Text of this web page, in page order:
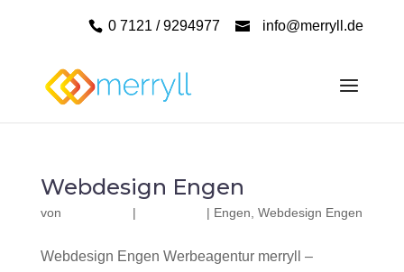
0 7121 / 9294977 info@merryll.de
Webdesign Engen
von | | Engen Webdesign Engen
Webdesign Engen Werbeagentur merryll –